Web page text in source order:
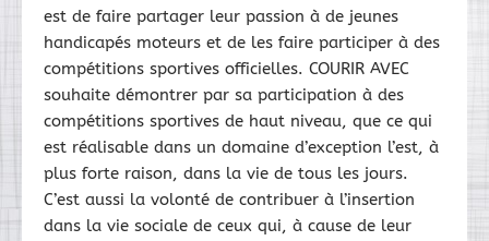
est de faire partager leur passion à de jeunes
handicapés moteurs et de les faire participer à des
compétitions sportives officielles. COURIR AVEC
souhaite démontrer par sa participation à des
compétitions sportives de haut niveau, que ce qui
est réalisable dans un domaine d’exception l’est, à
plus forte raison, dans la vie de tous les jours.
C’est aussi la volonté de contribuer à l’insertion
dans la vie sociale de ceux qui, à cause de leur